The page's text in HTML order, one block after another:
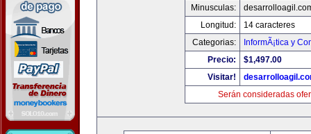
Minusculas:
Longitud:
14 caracteres
Categorias:
InformÃ¡tica y
Precio:
$1,497.00
Visitar!
Serán consideradas